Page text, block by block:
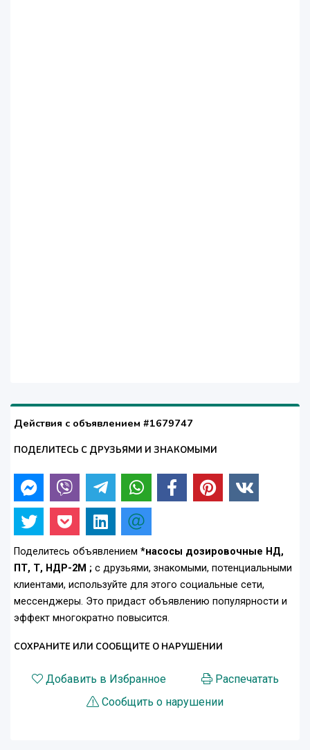
Действия с объявлением #1679747
ПОДЕЛИТЕСЬ С ДРУЗЬЯМИ И ЗНАКОМЫМИ
Поделитесь объявлением *насосы дозировочные НД,
ПТ, Т, НДР-2М ; с друзьями, знакомыми, потенциальными
клиентами, используйте для этого социальные сети,
мессенджеры. Это придаст объявлению популярности и
эффект многократно повысится.
СОХРАНИТЕ ИЛИ СООБЩИТЕ О НАРУШЕНИИ
Добавить в Избранное
Распечатать
Сообщить о нарушении